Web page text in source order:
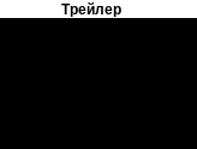
Трейлер